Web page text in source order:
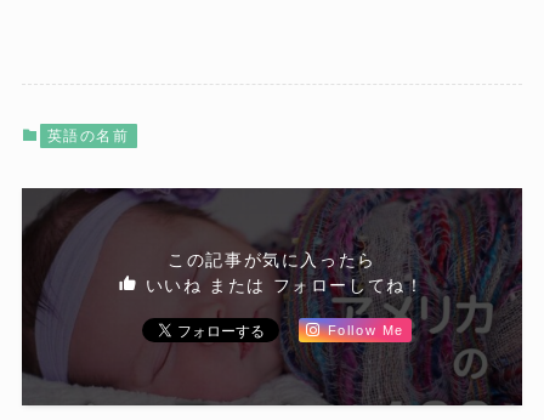
英語の名前
この記事が気に入ったら
いいね または フォローしてね！
Follow Me